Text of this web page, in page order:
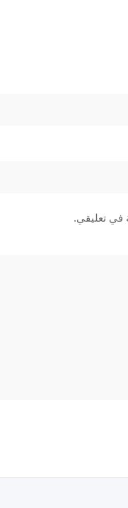
في تعليقي.